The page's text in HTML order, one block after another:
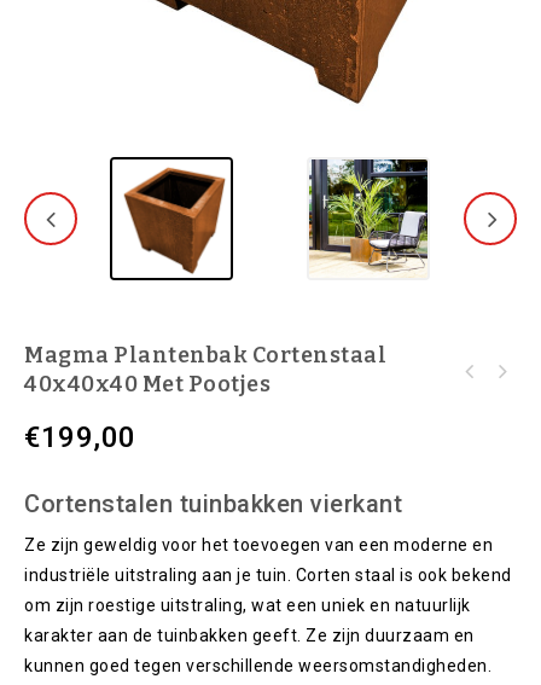
Magma Plantenbak Cortenstaal
40x40x40 Met Pootjes
€199,00
Cortenstalen tuinbakken vierkant
Ze zijn geweldig voor het toevoegen van een moderne en
industriële uitstraling aan je tuin. Corten staal is ook bekend
om zijn roestige uitstraling, wat een uniek en natuurlijk
karakter aan de tuinbakken geeft. Ze zijn duurzaam en
kunnen goed tegen verschillende weersomstandigheden.